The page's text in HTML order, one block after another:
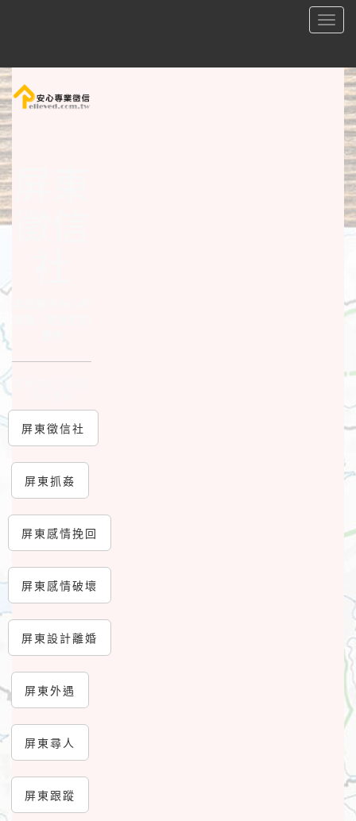
Toggle
屏東徵信社
屏東抓姦
屏東感情挽回
屏東感情破壞
屏東設計離婚
屏東外遇
屏東尋人
屏東跟蹤